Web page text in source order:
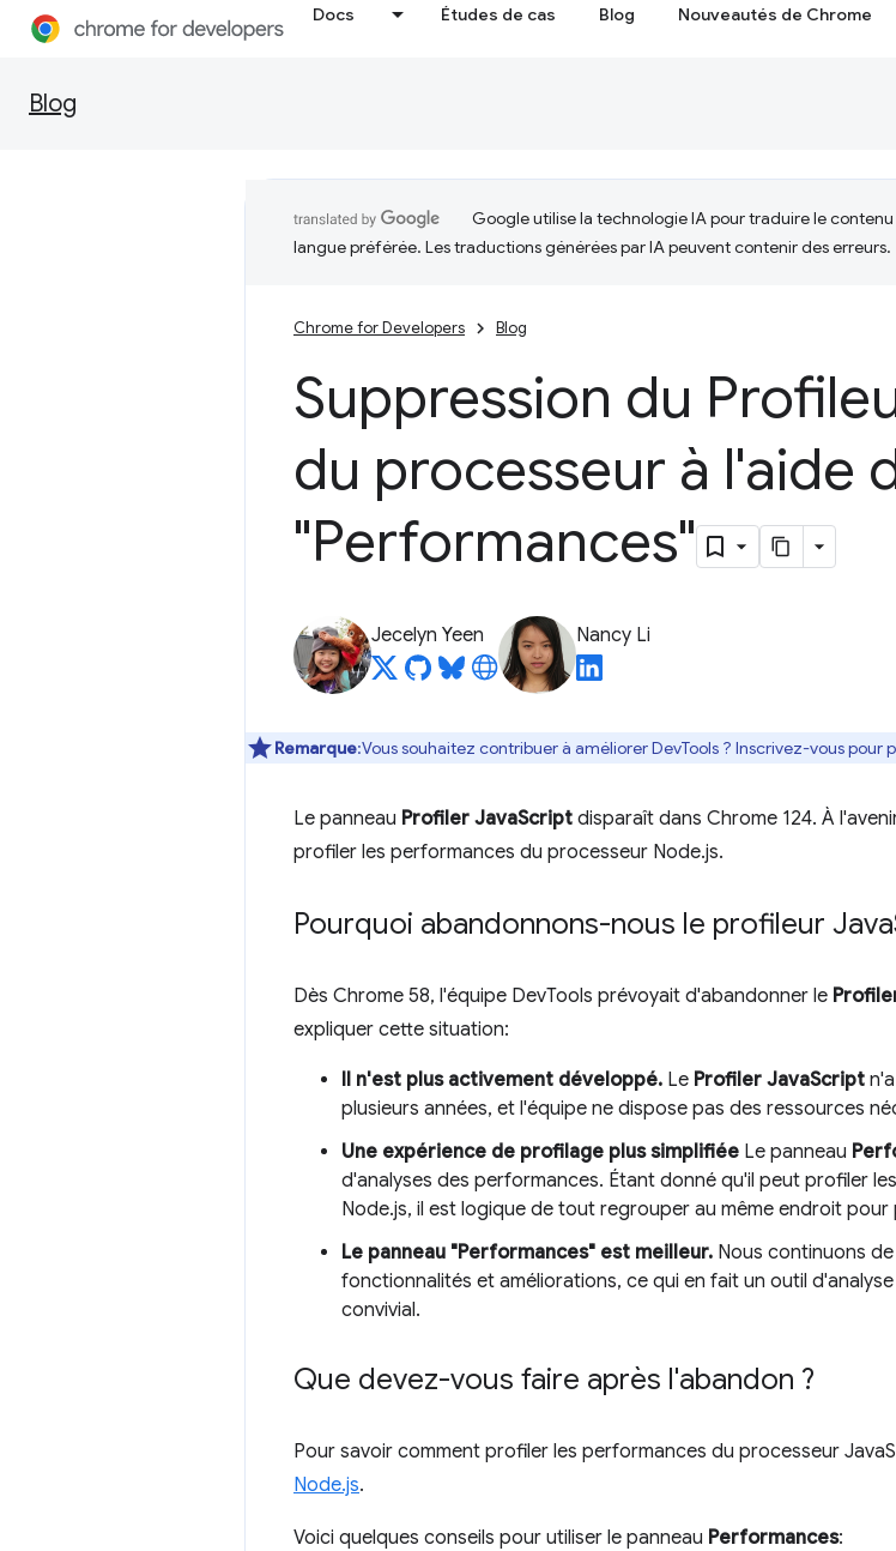
Docs Études de cas Blog Nouveautés de Chrome
Blog
Google utilise la technologie IA pour traduire le
langue préférée. Les traductions générées par IA peuvent contenir des erreurs.
Chrome for Developers Blog
Suppression du
du processeur à l'aide
"Performances"
Jecelyn Yeen Nancy Li
Remarque:Vous souhaitez contribuer à améliorer DevTools ? Inscrivez-vous pour
Le panneau Profiler JavaScript disparaît dans Chrome 124. À
profiler les performances du processeur Node.js.
Pourquoi abandonnons-nous le profileur Java
Dès Chrome 58, l'équipe DevTools prévoyait d'abandonner le
expliquer cette situation:
Il n'est plus activement développé. Le Profiler JavaScript
plusieurs années, et l'équipe ne dispose pas des ressources
Une expérience de profilage plus simplifiée Le panneau
d'analyses des performances. Étant donné qu'il peut profiler
Node.js, il est logique de tout regrouper au même endroit
Le panneau "Performances" est meilleur. Nous continuons
fonctionnalités et améliorations, ce qui en fait un outil
convivial.
Que devez-vous faire après l'abandon ?
Pour savoir comment profiler les performances du processeur
Node.js.
Voici quelques conseils pour utiliser le panneau Performances: